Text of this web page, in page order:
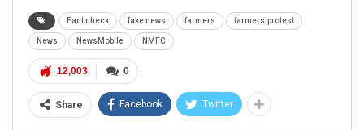
Fact check fake news farmers farmers'protest
News NewsMobile NMFC
0
12,003
Share Facebook Twitter